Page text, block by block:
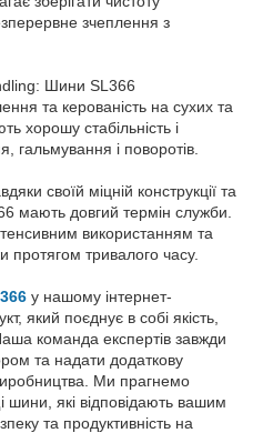
зчеплення з
Шини SL366
та керованість на сухих та
хорошу стабільність і
гальмування і поворотів.
своїй міцній конструкції та
мають довгий термін служби.
використанням та
протягом тривалого часу.
у нашому інтернет-
який поєднує в собі якість,
команда експертів завжди
та надати додаткову
Ми прагнемо
які відповідають вашим
та продуктивність на